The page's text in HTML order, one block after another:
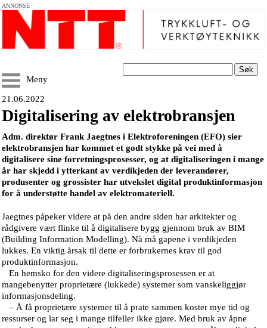
ANNONSE
Søk
Meny
21.06.2022
Digitalisering av elektrobransjen
Adm. direktør Frank Jaegtnes i Elektroforeningen (EFO) sier
elektrobransjen har kommet et godt stykke på vei med å
digitalisere sine forretningsprosesser, og at digitaliseringen i mange
år har skjedd i ytterkant av verdikjeden der leverandører,
produsenter og grossister har utvekslet digital produktinformasjon
for å understøtte handel av elektromateriell.
Jaegtnes påpeker videre at på den andre siden har arkitekter og
rådgivere vært flinke til å digitalisere bygg gjennom bruk av BIM
(Building Information Modelling). Nå må gapene i verdikjeden
lukkes. En viktig årsak til dette er forbrukernes krav til god
produktinformasjon.
En hemsko for den videre digitaliseringsprosessen er at
mangebenytter proprietære (lukkede) systemer som vanskeliggjør
informasjonsdeling.
– Å få proprietære systemer til å prate sammen koster mye tid og
ressurser og lar seg i mange tilfeller ikke gjøre. Med bruk av åpne